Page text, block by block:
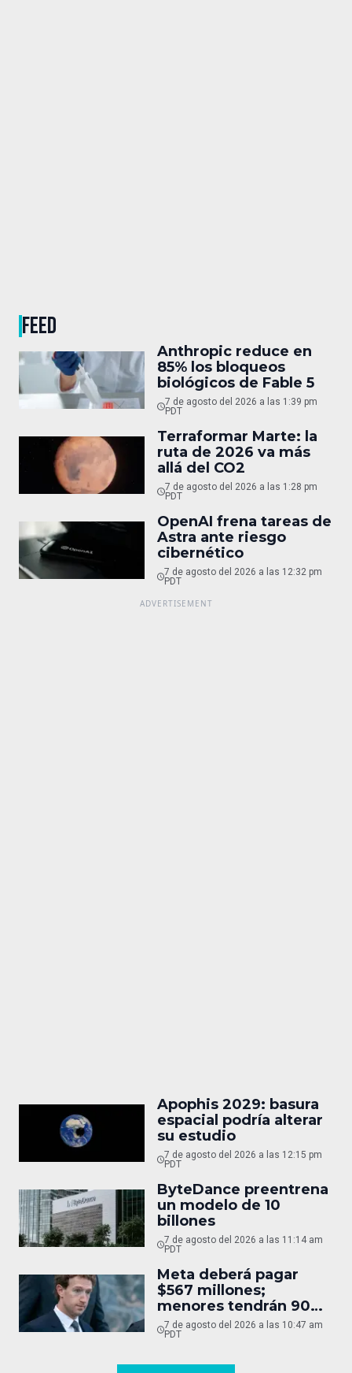
FEED
Anthropic reduce en
85% los bloqueos
biológicos de Fable 5
7 de agosto del 2026 a las 1:39 pm
PDT
Terraformar Marte: la
ruta de 2026 va más
allá del CO2
7 de agosto del 2026 a las 1:28 pm
PDT
OpenAI frena tareas de
Astra ante riesgo
cibernético
7 de agosto del 2026 a las 12:32 pm
PDT
Apophis 2029: basura
espacial podría alterar
su estudio
7 de agosto del 2026 a las 12:15 pm
PDT
ByteDance preentrena
un modelo de 10
billones
7 de agosto del 2026 a las 11:14 am
PDT
Meta deberá pagar
$567 millones;
menores tendrán 90
horas
7 de agosto del 2026 a las 10:47 am
PDT